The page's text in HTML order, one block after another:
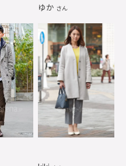
ゆか さん